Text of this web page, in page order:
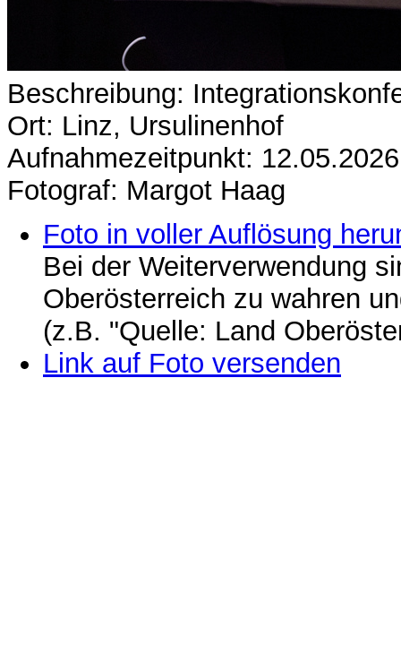
Beschreibung:
Ort: Linz, Ursulinenhof
Aufnahmezeitpunkt: 12.05.2026
Fotograf: Margot Haag
Foto in voller Auflösung
Bei der Weiterverwendung
Oberösterreich zu wahren
(z.B. "Quelle: Land
Link auf Foto versenden